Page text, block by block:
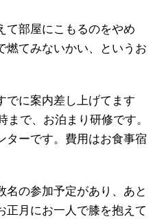
て部屋にこもるのをやめ
燃てみないかい、というお
でに案内差し上げてます
まで、お泊まり研修です。
ターです。費用はお食事宿
名の参加予定があり、あと
正月にお一人で膝を抱えて